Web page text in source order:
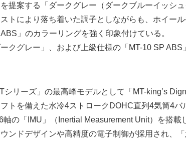
提案する「ダークグレー（ダークブルーイッシ
トにより落ち着いた調子としながらも、ホイー
」のカラーリングを強く印象付けている。
ークグレー」、および上級仕様の「MT-10 SP
シリーズ」の最高峰モデルとして「MT-king’s
トを備えた水冷4ストロークDOHC直列4気筒4バ
の「IMU」（Inertial Measurement Unit）を搭載
ンドデザインや高精度の電子制御が採用され、